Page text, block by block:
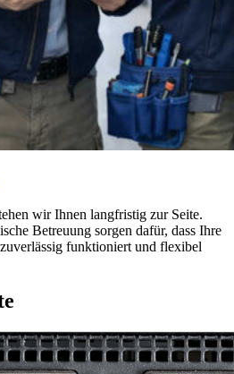
wir Ihnen langfristig zur Seite.
Betreuung sorgen dafür, dass Ihre
funktioniert und flexibel